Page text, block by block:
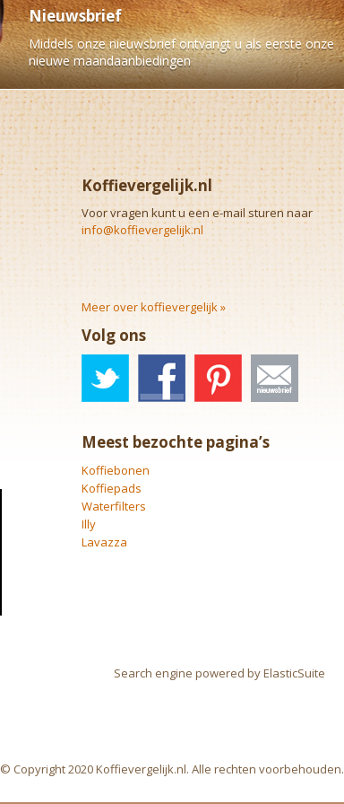
Nieuwsbrief
Middels onze nieuwsbrief ontvangt u als eerste onze
nieuwe maandaanbiedingen
Koffievergelijk.nl
Voor vragen kunt u een e-mail sturen naar
info@koffievergelijk.nl
Meer over koffievergelijk »
Volg ons
Meest bezochte pagina’s
Koffiebonen
Koffiepads
Waterfilters
Illy
Lavazza
Search engine powered byElasticSuite
© Copyright 2020 Koffievergelijk.nl. Alle rechten voorbehouden.